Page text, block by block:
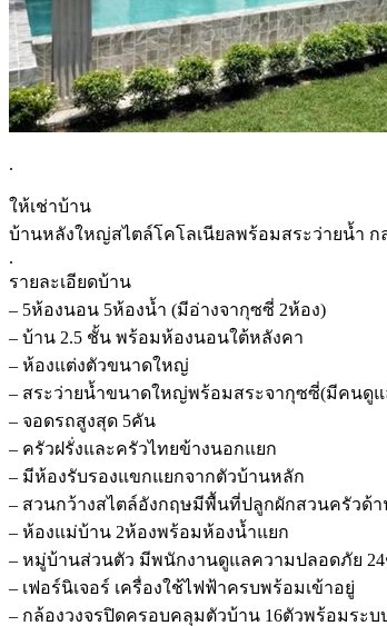
.
ให้เช่าบ้าน
บ้านหลังใหญ่สไตล์โคโลเนียลพร้อมสระว่ายน้ำ
.
รายละเอียดบ้าน
– 5ห้องนอน 5ห้องน้ำ (มีอ่างจากุซซี่ 2ห้อง)
– บ้าน 2.5 ชั้น พร้อมห้องนอนใต้หลังคา
– ห้องแต่งตัวขนาดใหญ่
– สระว่ายน้ำขนาดใหญ่พร้อมสระจากุซซี่(มีคนดูแ
– จอดรถสูงสุด 5คัน
– ครัวฝรั่งและครัวไทยข้างนอกแยก
– มีห้องรับรองแขกแยกจากตัวบ้านหลัก
– สวนกว้างสไตล์อังกฤษมีพื้นที่ปลูกผักสวนครัวด้า
– ห้องแม่บ้าน 2ห้องพร้อมห้องน้ำแยก
– หมู่บ้านส่วนตัว มีพนักงานดูแลความปลอดภัย 24
– เฟอร์นิเจอร์ เครื่องใช้ไฟฟ้าครบพร้อมเข้าอยู่
– กล้องวงจรปิดครอบคลุมตัวบ้าน 16ตัวพร้อมระ